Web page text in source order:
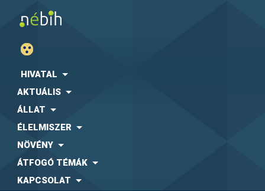
HIVATAL
AKTUÁLIS
ÁLLAT
ÉLELMISZER
NÖVÉNY
ÁTFOGÓ TÉMÁK
KAPCSOLAT